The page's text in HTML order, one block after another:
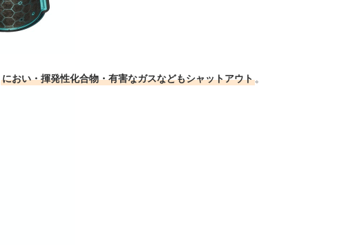
におい・揮発性化合物・有害なガスなどもシャットアウト 。